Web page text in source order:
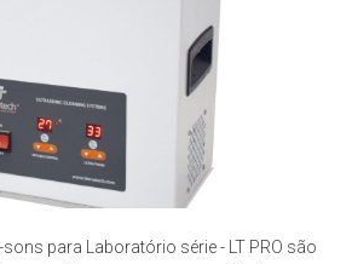
para Laboratório série - LT PRO são